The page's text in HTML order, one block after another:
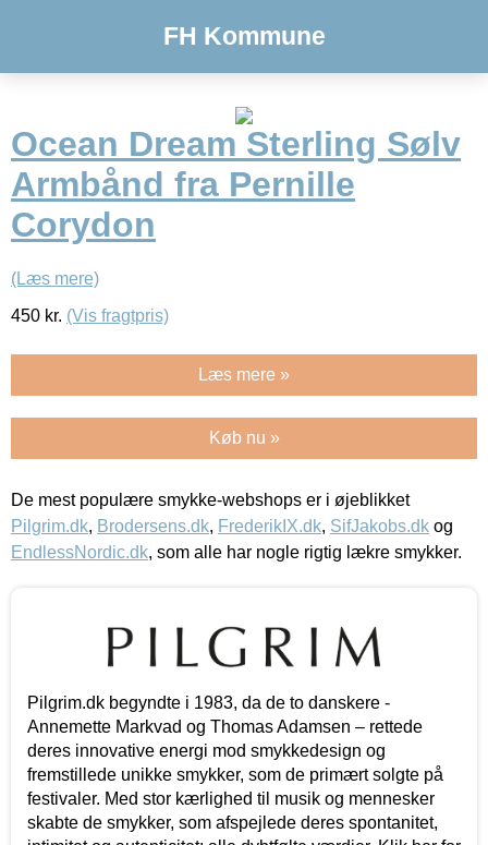
FH Kommune
Ocean Dream Sterling Sølv
Armbånd fra Pernille
Corydon
(Læs mere)
450 kr. (Vis fragtpris)
Læs mere »
Køb nu »
De mest populære smykke-webshops er i øjeblikket
Pilgrim.dk, Brodersens.dk, FrederikIX.dk, SifJakobs.dk og
EndlessNordic.dk, som alle har nogle rigtig lækre smykker.
Pilgrim.dk begyndte i 1983, da de to danskere -
Annemette Markvad og Thomas Adamsen – rettede
deres innovative energi mod smykkedesign og
fremstillede unikke smykker, som de primært solgte på
festivaler. Med stor kærlighed til musik og mennesker
skabte de smykker, som afspejlede deres spontanitet,